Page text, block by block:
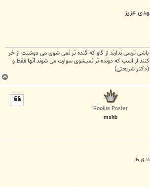
عزیز
ترسی ندارند از گاو كه گنده تر نمی شوی می دوشنت از خر
از اسب كه دونده تر نمیشوی سوارت می شوند آنها فقط و
شریعتی)
ب
ا
Rookie Poster
mshb